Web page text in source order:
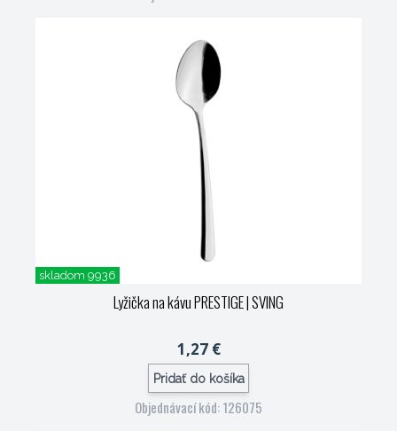
skladom 9936
Lyžička na kávu PRESTIGE| SVING
1,27 €
Pridať do košíka
Objednávací kód: 126075